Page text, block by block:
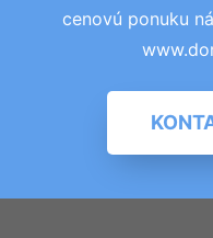
cenovú ponuku